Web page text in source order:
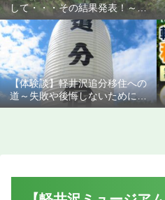
して・・・その結果発表！～失
敗や後悔しないために知ってお
きたいこと
【体験談】軽井沢追分移住への
道～失敗や後悔しないために知
っておきたいこと